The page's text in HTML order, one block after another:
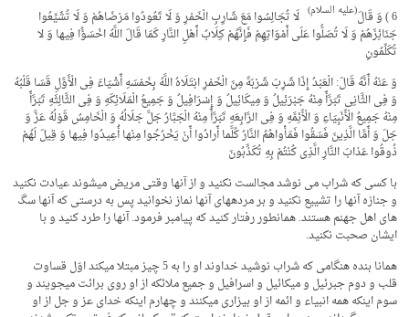
6 ) وَ قَالَ
(علیه السلام) ‏ لَا تُجَالِسُوا مَعَ‏ شَارِبِ‏ الْخَمْرِ وَ لَا تَعُودُوا مَرْضَاهُمْ وَ لَا تُشَیِّعُوا
جَنَائِزَهُمْ وَ لَا تُصَلُّوا عَلَى أَمْوَاتِهِمْ فَإِنَّهُمْ کِلَابُ أَهْلِ النَّارِ کَمَا قَالَ اللَّهُ‏ اخْسَؤُا فِیها وَ لا
تُکَلِّمُونِ‏
وَ عَنْهُ أَنَّهُ قَالَ: الْعَبْدُ إِذَا شَرِبَ شَرْبَهً مِنَ الْخَمْرِ ابْتَلَاهُ اللَّهُ بِخَمْسَهِ أَشْیَاءَ فِی الْأَوَّلِ قَسَا قَلْبُهُ
وَ فِی الثَّانِی تَبَرَّأَ مِنْهُ جَبْرَئِیلُ وَ مِیکَائِیلُ وَ إِسْرَافِیلُ وَ جَمِیعُ الْمَلَائِکَهِ وَ فِی الثَّالِثَهِ تَبَرَّأَ
مِنْهُ جَمِیعُ الْأَنْبِیَاءِ وَ الْأَئِمَّهِ وَ فِی الرَّابِعَهِ تَبَرَّأَ مِنْهُ الْجَبَّارُ جَلَّ جَلَالُهُ وَ الْخَامِسُ قَوْلُهُ عَزَّ وَ
جَلَ‏ وَ أَمَّا الَّذِینَ فَسَقُوا فَمَأْواهُمُ النَّارُ کُلَّما أَرادُوا أَنْ یَخْرُجُوا مِنْها أُعِیدُوا فِیها وَ قِیلَ لَهُمْ
ذُوقُوا عَذابَ النَّارِ الَّذِی کُنْتُمْ بِهِ تُکَذِّبُونَ
با کسی که شراب می نوشد مجالست نکنید و از آنها وقتی مریض می­شوند عیادت نکنید
و جنازه آنها را تشییع نکنید و بر مرده­های آنها نماز نخوانید پس به درستی که آنها سگ
های اهل جهنم هستند. همانطور رفتار کنید که پیامبر فرمود. آنها را طرد کنید و با
ایشان صحبت نکنید.
همانا بنده هنگامی که شراب نوشید خداوند او را به 5 چیز مبتلا می­کند اوّل قساوت
قلب و دوم جبرئیل و میکائیل و اسرافیل و جمیع ملائکه از او روی برائت می­جویند و
سوم این­که همه انبیاء و ائمه از او بیزاری می­کنند و چهارم این­که خدای عز و جل از او